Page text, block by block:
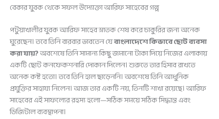
বেকার যুবক থেকে সফল উদ্যোক্তা আরিফ সাহেবের গল্প
পটুয়াখালীর যুবক আরিফ সাহেব স্নাতক শেষ করে চাকুরির জন্য অনেক
ঘুরেছেন। তবে তিনি বারবার ভাবতেন যেবাংলাদেশে কিভাবে ছোট ব্যবসা
করা যায়?অবশেষে তিনি সামান্য কিছু জমানো টাকা দিয়ে নিজের এলাকায়
একটি ছোট কনফেকশনারি দোকান দিলেন। শুরুতে তার হিসাব রাখতে
অনেক কষ্ট হতো। তবে তিনি হাল ছাড়েননি। অবশেষে তিনি আধুনিক
প্রযুক্তির সাহায্য নিলেন। আজ তার একটি নয়, তিনটি শাখা রয়েছে। আরিফ
সাহেবের এই সাফল্যের রহস্য হলো—সঠিক সময়ে সঠিক সিদ্ধান্ত এবং
ডিজিটাল ব্যবস্থাপনা।